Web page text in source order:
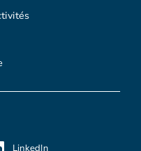
LinkedIn